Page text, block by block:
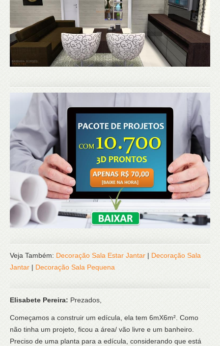
Veja Também: Decoração Sala Estar Jantar | Decoração Sala
Jantar | Decoração Sala Pequena
Elisabete Pereira: Prezados,
Começamos a construir um edícula, ela tem 6mX6m². Como
não tinha um projeto, ficou a área/ vão livre e um banheiro.
Preciso de uma planta para a edícula, considerando que está